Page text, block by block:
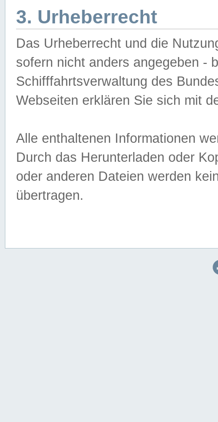
3. Urheberrecht
Das Urheberrecht und die
sofern nicht anders angegeben -
Schifffahrtsverwaltung des
Webseiten erklären Sie sich mit
Alle enthaltenen Informationen
Durch das Herunterladen oder
oder anderen Dateien werden
übertragen.